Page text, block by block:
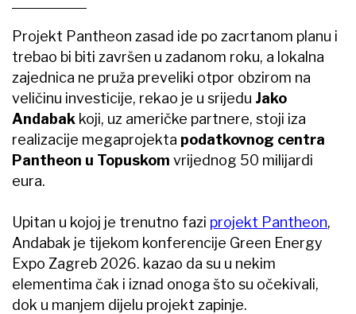
Projekt Pantheon zasad ide po zacrtanom planu i
trebao bi biti završen u zadanom roku, a lokalna
zajednica ne pruža preveliki otpor obzirom na
veličinu investicije, rekao je u srijedu Jako
Andabak koji, uz američke partnere, stoji iza
realizacije megaprojekta podatkovnog centra
Pantheon u Topuskom vrijednog 50 milijardi
eura.
Upitan u kojoj je trenutno fazi projekt Pantheon,
Andabak je tijekom konferencije Green Energy
Expo Zagreb 2026. kazao da su u nekim
elementima čak i iznad onoga što su očekivali,
dok u manjem dijelu projekt zapinje.